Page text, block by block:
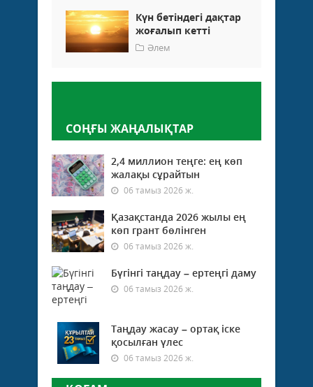
Күн бетіндегі дақтар
жоғалып кетті
Әлем
СОҢҒЫ ЖАҢАЛЫҚТАР
2,4 миллион теңге: ең көп
жалақы сұрайтын
06 тамыз 2026 ж.
Қазақстанда 2026 жылы ең
көп грант бөлінген
06 тамыз 2026 ж.
Бүгінгі таңдау – ертеңгі даму
06 тамыз 2026 ж.
Таңдау жасау – ортақ іске
қосылған үлес
06 тамыз 2026 ж.